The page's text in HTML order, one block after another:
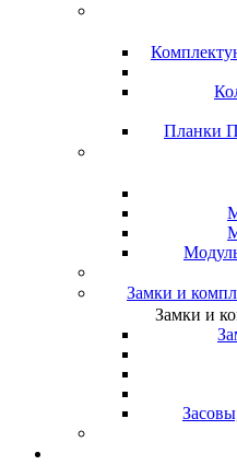
Планки
Замки и
Замки и